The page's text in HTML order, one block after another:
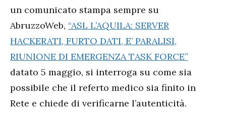
un comunicato stampa sempre su
AbruzzoWeb, “ASL L’AQUILA: SERVER
HACKERATI, FURTO DATI, E’ PARALISI,
RIUNIONE DI EMERGENZA TASK FORCE”
datato 5 maggio, si interroga su come sia
possibile che il referto medico sia finito in
Rete e chiede di verificarne l’autenticità.